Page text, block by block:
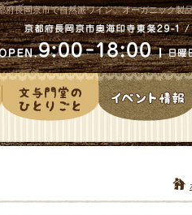
府長岡京市で自然派ワイン、オーガニック製